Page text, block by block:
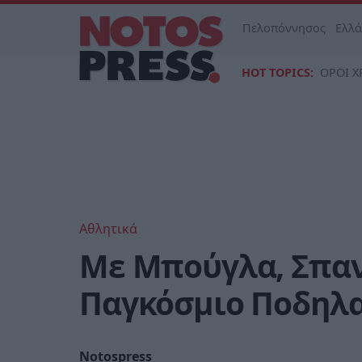
Πελοπόννησος
HOT TOPICS: ΟΡΟΙ
Αθλητικά
Με Μπούγλα,
Παγκόσμιο
Notospress